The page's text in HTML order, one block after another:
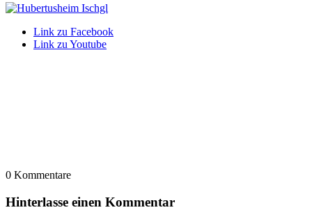
Link zu Facebook
Link zu Youtube
0 Kommentare
Hinterlasse einen Kommentar